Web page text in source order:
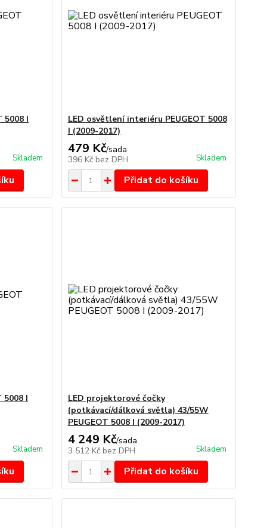
5008 I
Skladem
LED osvětlení interiéru PEUGEOT 5008
I (2009-2017)
479 Kč/sada
396 Kč bez DPH Skladem
Přidat do košíku
5008 I
Skladem
LED projektorové čočky
(potkávací/dálková světla) 43/55W
PEUGEOT 5008 I (2009-2017)
4 249 Kč/sada
3 512 Kč bez DPH Skladem
Přidat do košíku